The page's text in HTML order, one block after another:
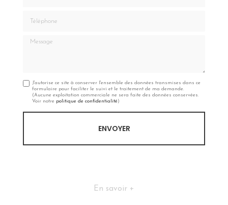
Message
J'autorise ce site à conserver l'ensemble des données transmises dans ce
formulaire pour faciliter le suivi et le traitement de ma demande.
(Aucune exploitation commerciale ne sera faite des données conservées.
Voir notre politique de confidentialité)
En savoir +